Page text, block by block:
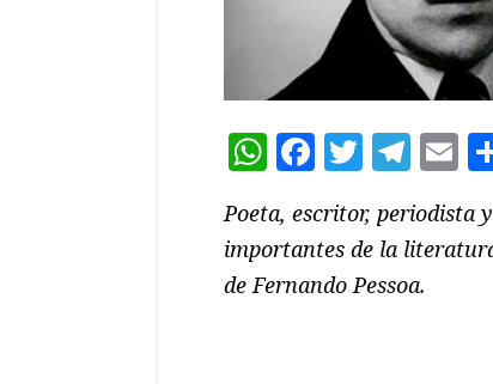
WhatsApp
Facebook
Poeta, escritor, periodista
importantes de la
de Fernando Pessoa.